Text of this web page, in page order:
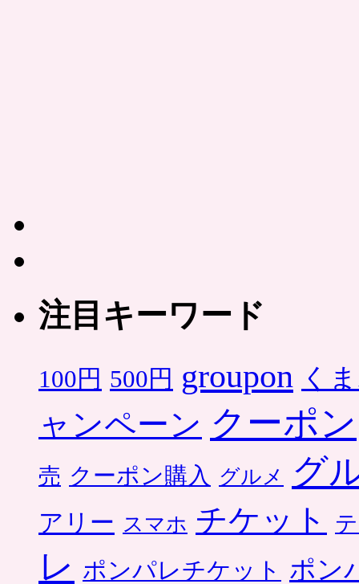
注目キーワード
100円 500円 groupon く
ャンペーン クーポン
売 クーポン購入 グルメ グ
アリー スマホ チケット
レ ポンパレチケット ポン